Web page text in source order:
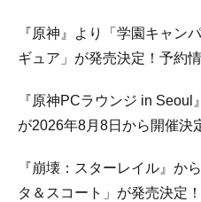
『原神』より「学園キャン
ギュア」が発売決定！予約
『原神PCラウンジ in Seoul
が2026年8月8日から開催決
『崩壊：スターレイル』か
タ＆スコート」が発売決定